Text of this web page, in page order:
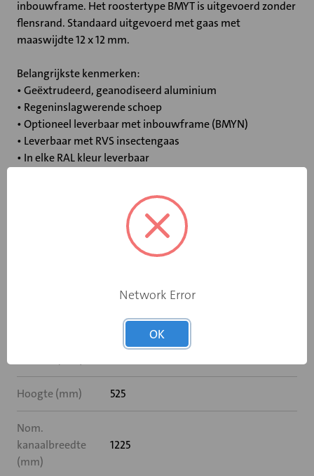
inbouwframe. Het roostertype BMYT is uitgevoerd zonder
flensrand. Standaard uitgevoerd met gaas met
maaswijdte 12 x 12 mm.
Belangrijkste kenmerken:
• Geëxtrudeerd, geanodiseerd aluminium
• Regeninslagwerende schoep
• Optioneel leverbaar met inbouwframe (BMYN)
• Leverbaar met RVS insectengaas
• In elke RAL kleur leverbaar
Aluminium
Nee
Hoogte (mm) 525
Nom.
kanaalbreedte
(mm)
1225
Network Error
OK